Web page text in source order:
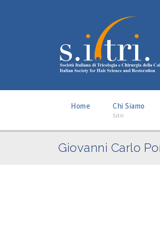
Home Chi Siamo
Sitri
Giovanni Carlo